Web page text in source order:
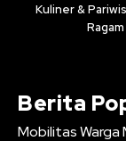
Kuliner &
Berita
Mobilitas Warga